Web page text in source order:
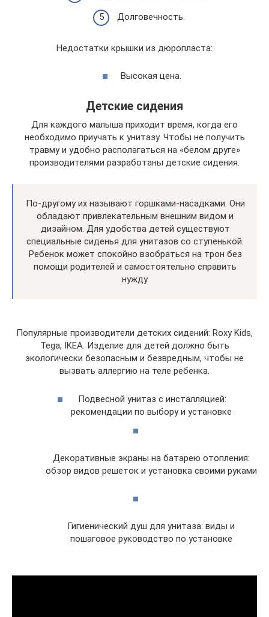
Долговечность.
Недостатки крышки из дюропласта:
Высокая цена.
Детские сидения
Для каждого малыша приходит время, когда его
необходимо приучать к унитазу. Чтобы не получить
травму и удобно располагаться на «белом друге»
производителями разработаны детские сидения.
По-другому их называют горшками-насадками. Они
обладают привлекательным внешним видом и
дизайном. Для удобства детей существуют
специальные сиденья для унитазов со ступенькой.
Ребенок может спокойно взобраться на трон без
помощи родителей и самостоятельно справить
нужду.
Популярные производители детских сидений: Roxy Kids,
Tega, IKEA. Изделие для детей должно быть
экологически безопасным и безвредным, чтобы не
вызвать аллергию на теле ребенка.
Подвесной унитаз с инсталляцией:
рекомендации по выбору и установке
Декоративные экраны на батарею отопления:
обзор видов решеток и установка своими руками
Гигиенический душ для унитаза: виды и
пошаговое руководство по установке